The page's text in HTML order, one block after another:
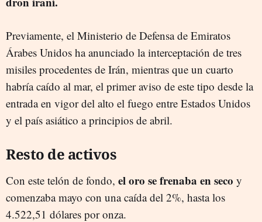
Previamente, el Ministerio de Defensa de Emiratos
Árabes Unidos ha anunciado la interceptación de tres
misiles procedentes de Irán, mientras que un cuarto
habría caído al mar, el primer aviso de este tipo desde la
entrada en vigor del alto el fuego entre Estados Unidos
y el país asiático a principios de abril.
Resto de activos
Con este telón de fondo, el oro se frenaba en seco y
comenzaba mayo con una caída del 2%, hasta los
4.522,51 dólares por onza.